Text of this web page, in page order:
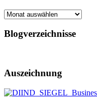
Archiv
Blogverzeichnisse
Auszeichnung